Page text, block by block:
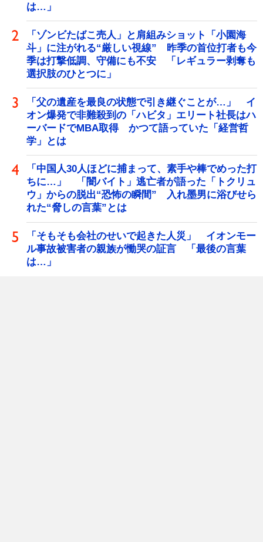
は…」
「ゾンビたばこ売人」と肩組みショット「小園海
斗」に注がれる“厳しい視線” 昨季の首位打者も今
季は打撃低調、守備にも不安 「レギュラー剥奪も
選択肢のひとつに」
「父の遺産を最良の状態で引き継ぐことが…」 イ
オン爆発で非難殺到の「ハビタ」エリート社長はハ
ーバードでMBA取得 かつて語っていた「経営哲
学」とは
「中国人30人ほどに捕まって、素手や棒でめった打
ちに…」 「闇バイト」逃亡者が語った「トクリュ
ウ」からの脱出“恐怖の瞬間” 入れ墨男に浴びせら
れた“脅しの言葉”とは
「そもそも会社のせいで起きた人災」 イオンモー
ル事故被害者の親族が慟哭の証言 「最後の言葉
は…」